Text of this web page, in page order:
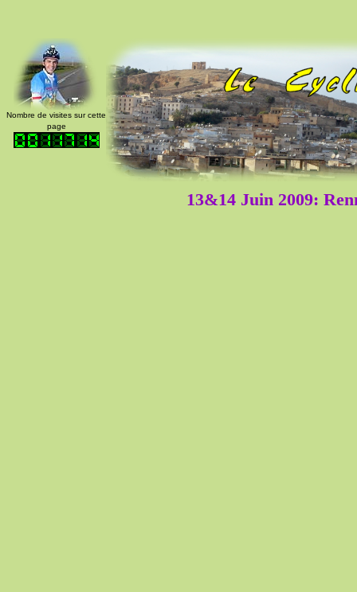
Nombre de visites sur cette
page
13&14 Juin 2009: